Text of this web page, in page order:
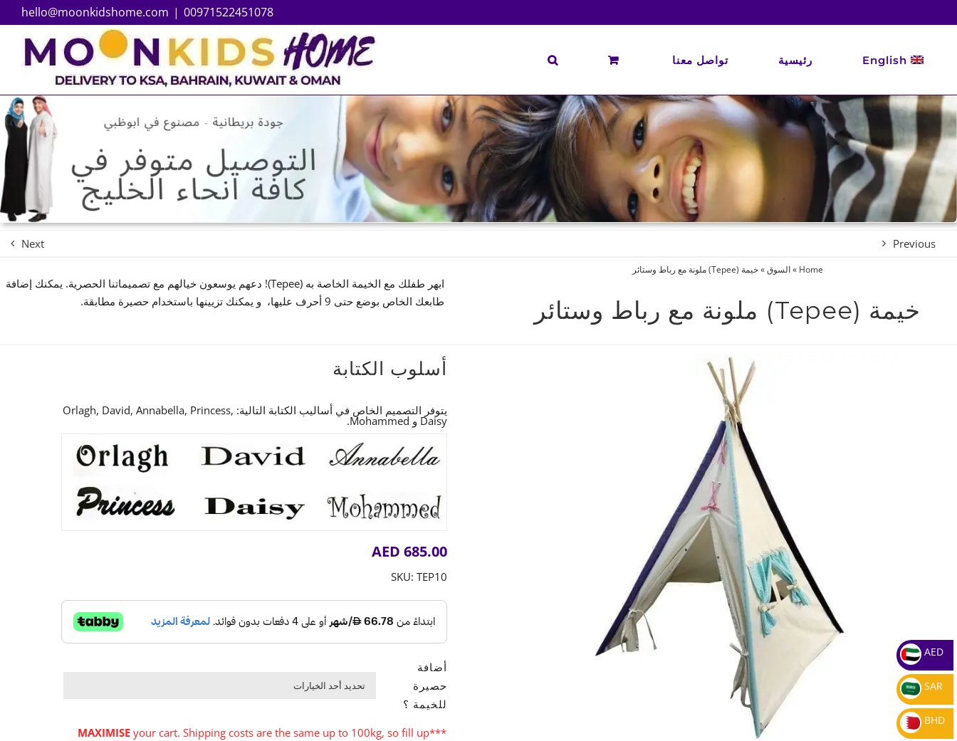
to
00971522451078
|
hello@moonkidshome.com
English رئيسية تواصل معنا
Previous
Next
Home
»السوق»خيمة (Tepee) ملونة مع رباط وستائر
خيمة (Tepee) ملونة مع رباط وستائر
ابهر طفلك مع الخيمة الخاصة به (Tepee)! دعهم يوسعون خيالهم مع تصميماتنا الحصرية. يمكنك إضافة
طابعك الخاص بوضع حتى 9 أحرف عليها، و يمكنك تزيينها باستخدام حصيرة مطابقة.
أسلوب الكتابة
يتوفر التصميم الخاص في أساليب الكتابة التالية: Orlagh, David, Annabella, Princess,
Daisy و Mohammed.
AED 685.00
SKU: TEP10
أضافة
حصيرة
للخيمة ؟
***
MAXIMISEyour cart. Shipping costs are the same up to 100kg, so fill up
AED
SAR
BHD